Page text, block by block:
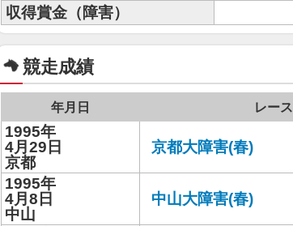
収得賞金（障害）
競走成績
年月日 レース
1995年
4月29日
京都
京都大障害(春)
1995年
4月8日
中山
中山大障害(春)